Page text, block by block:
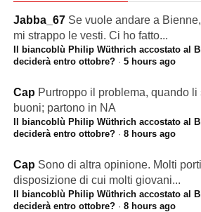
Jabba_67 Se vuole andare a
mi strappo le vesti. Ci ho fatto...
Il biancoblù Philip Wüthrich accostato al
deciderà entro ottobre?· 5 hours ago
Cap Purtroppo il problema, quando li
buoni; partono in NA
Il biancoblù Philip Wüthrich accostato al
deciderà entro ottobre?· 8 hours ago
Cap Sono di altra opinione. Molti
disposizione di cui molti giovani...
Il biancoblù Philip Wüthrich accostato al
deciderà entro ottobre?· 8 hours ago